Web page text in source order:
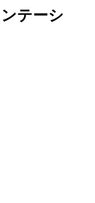
テーシ